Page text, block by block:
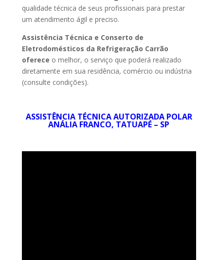
qualidade técnica de seus profissionais para prestar
um atendimento ágil e preciso.
Assistência Técnica e Conserto de
Eletrodomésticos da Refrigeração Carrão
oferece o melhor, o serviço que poderá realizado
diretamente em sua residência, comércio ou indústria
(consulte condições).
ASSISTÊNCIA TÉCNICA AUTORIZADA POLAR
ANÁLIA FRANCO, TATUAPÉ – SP